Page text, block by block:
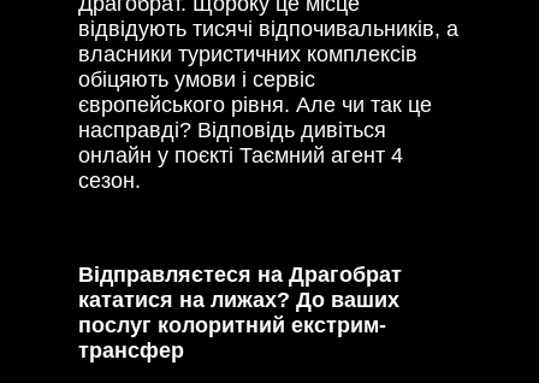
відвідують тисячі відпочивальників, а
власники туристичних комплексів
обіцяють умови і сервіс
європейського рівня. Але чи так це
насправді? Відповідь дивіться
онлайн у поєкті Таємний агент 4
сезон.
Відправляєтеся на Драгобрат
кататися на лижах? До ваших
послуг колоритний екстрим-
трансфер